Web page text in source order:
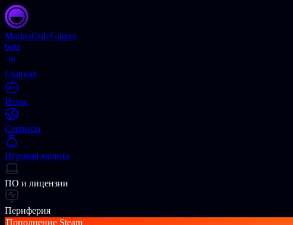
MarketOnlyGames
beta
Главная
Игры
Сервисы
Игровая валюта
ПО и лицензии
Периферия
Пополнение Steam